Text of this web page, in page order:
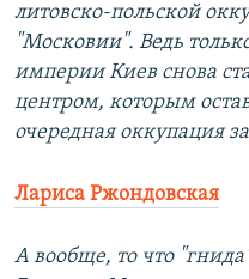
литовско-польской
"Московии". Ведь
империи Киев снова
центром, которым
очередная оккупация
Лариса Ржондовская
А вообще, то что